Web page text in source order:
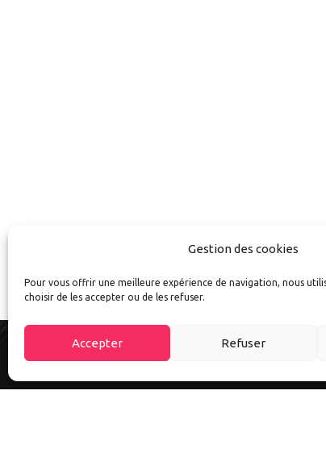
Gestion des cookies
Pour vous offrir une meilleure expérience de navigation, nous
choisir de les accepter ou de les refuser.
Accepter Refuser